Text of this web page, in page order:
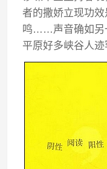
者的撒娇立现功
鸣……声音确如另
平原好多峡谷人迹